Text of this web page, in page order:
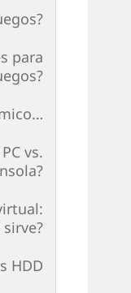
para
vs.
sirve?
HDD